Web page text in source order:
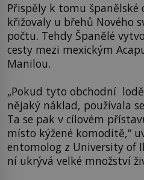
Přispěly k tomu španělské
křižovaly u břehů Nového
počtu. Tehdy Španělé
cesty mezi mexickým
Manilou.
„Pokud tyto obchodní
nějaký náklad, používala
Ta se pak v cílovém
místo kýžené komoditě,“
entomolog z University of
ní ukrývá velké množství